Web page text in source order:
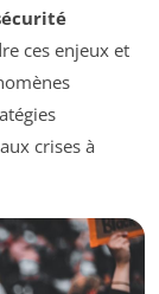
ces enjeux et
crises à